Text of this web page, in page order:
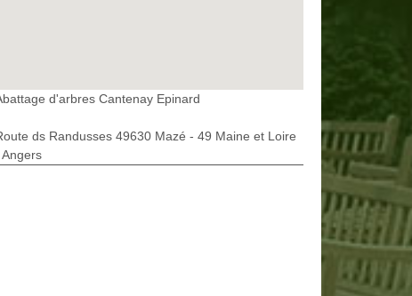
d'arbres Cantenay Epinard
ds Randusses 49630 Mazé - 49 Maine et Loire
Angers